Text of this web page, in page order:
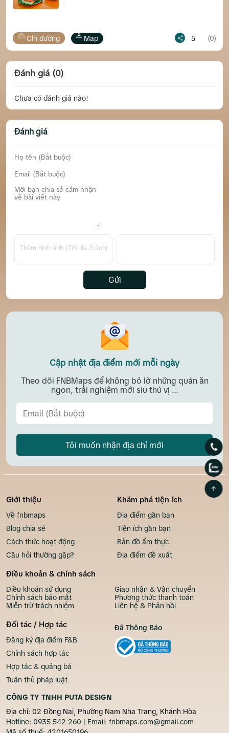
đường Map (0) Chỉ
Đánh giá (0)
Chưa có đánh giá nào!
Đánh giá
Thêm hình ảnh (Tối đa 3 ảnh)
Gửi
Cập nhật địa điểm mới mỗi ngày
Theo dõi FNBMaps để không bỏ lỡ những quán ăn
ngon, trải nghiệm mới siu thú vị ...
Tôi muốn nhận địa chỉ mới
Giới thiệu
Về fnbmaps
Blog chia sẻ
Cách thức hoạt động
Câu hỏi thường gặp?
Khám phá tiện ích
Địa điểm gần bạn
Tiện ích gần bạn
Bản đồ ẩm thực
Địa điểm đề xuất
Điều khoản & chính sách
Điều khoản sử dụng
Chính sách bảo mật
Miễn trừ trách nhiệm
Giao nhận & Vận chuyển
Phương thức thanh toán
Liên hệ & Phản hồi
Đối tác / Hợp tác
Đăng ký địa điểm F&B
Chính sách hợp tác
Hợp tác & quảng bá
Tuân thủ pháp luật
CÔNG TY TNHH PUTA DESIGN
Địa chỉ: 02 Đồng Nai, Phường Nam Nha Trang, Khánh Hòa
Hotline: 0935 542 260 | Email: fnbmaps.com@gmail.com
Đã Thông Báo